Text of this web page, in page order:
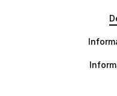
No hay